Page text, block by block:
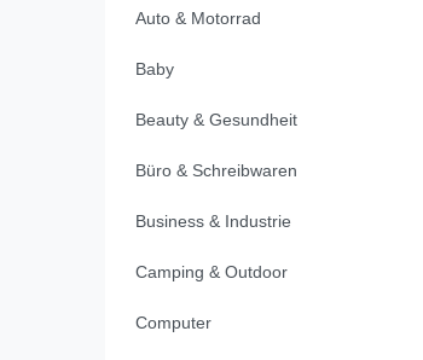
Auto & Motorrad
Baby
Beauty & Gesundheit
Büro & Schreibwaren
Business & Industrie
Camping & Outdoor
Computer